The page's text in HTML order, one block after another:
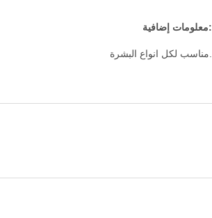
:معلومات إضافية
.مناسب لكل انواع البشرة